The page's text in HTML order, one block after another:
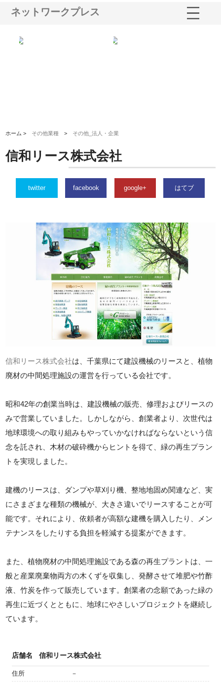
ネットワークプレス
ホーム > その他業種 > その他_法人・企業
信和リース株式会社
twitter facebook google+ はてブ
信和リース株式会社は、千葉県にて建設機械のリースと、植物
廃材の中間処理施設の運営を行っている会社です。
昭和42年の創業当時は、建設機械の販売、修理およびリースの
みで営業していました。しかしながら、創業者より、次世代は
地球環境への取り組みもやっていかなければならないという信
念を託され、木材の破砕機からヒントを得て、緑の再生プラン
トを実現しました。
建機のリースは、ダンプや草刈り機、整地地固め関連など、実
にさまざまな種類の機械が、大きさ違いでリースすることが可
能です。それにより、依頼者が高額な建機を購入したり、メン
テナンスをしたりする負担を軽減する提案ができます。
また、植物廃材の中間処理施設である森の再生プラントは、一
般と産業廃棄物両方の木くずを収集し、発酵させて堆肥や竹酢
液、竹炭を作って販売しています。創業者の念願であった緑の
再生に近づくとともに、地球にやさしいプロジェクトを継続し
ています。
店舗名 信和リース株式会社
住所 －